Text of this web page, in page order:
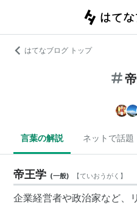
はてなブログ トップ
言葉の解説 ネットで話題
帝王学 (一般) 【ていおうがく 】
企業経営者や政治家など、